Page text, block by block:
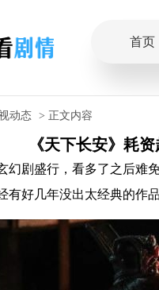
首页
动态 > 正文内容
《天下长安》耗
剧盛行，看多了之后难免
有好几年没出太经典的作